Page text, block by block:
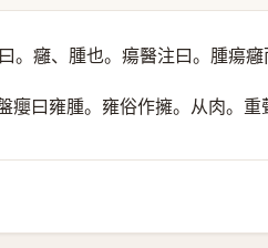
。癰、腫也。瘍醫注曰。腫瘍
曰雍腫。雍俗作擁。 从肉。重